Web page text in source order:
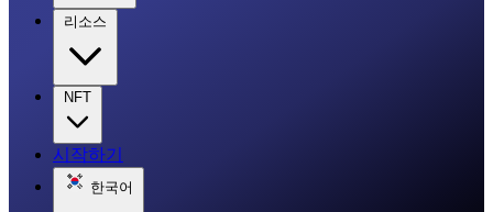
리소스
NFT
시작하기
한국어